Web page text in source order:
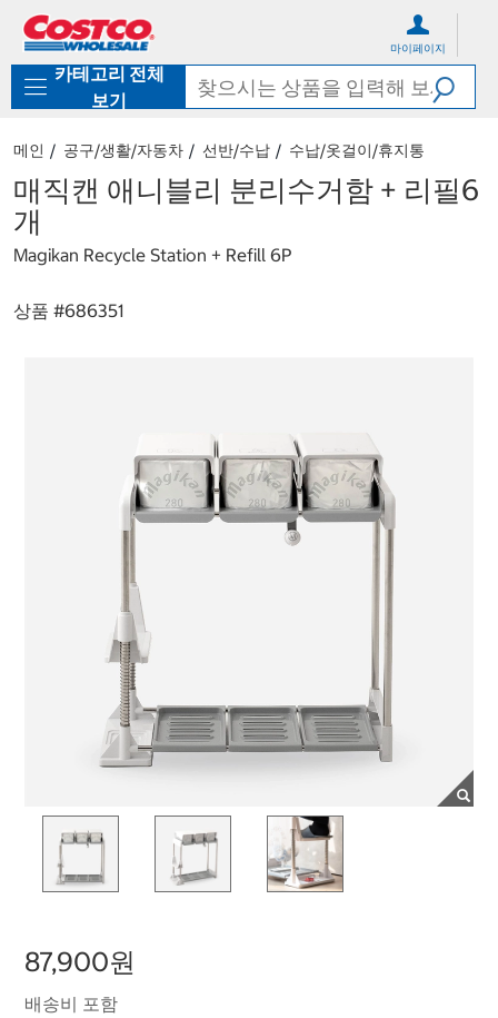
로
기
가
마이페이지
카테고리 전체
보기
메인 공구/생활/자동차 선반/수납 수납/옷걸이/휴지통
매직캔 애니블리 분리수거함 + 리필6
개
Magikan Recycle Station + Refill 6P
상품 #686351
87,900원
배송비 포함